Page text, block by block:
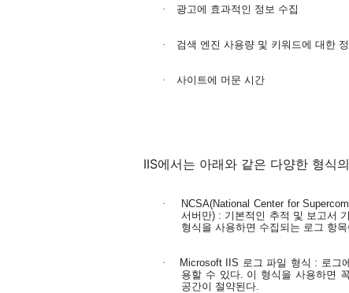
· 광고에 효과적인 정보 수집
· 검색 엔진 사용량 및 키워드에 대한
· 사이트에 머문 시간
IIS에서는 아래와 같은 다양한 형식
· NCSA(National Center for
서버만) : 기본적인 추적 및 보고서
형식을 사용하면 수집되는 로그 항
· Microsoft IIS 로그 파일 형식 : 로그
용할 수 있다. 이 형식을 사용하면
공간이 절약된다.